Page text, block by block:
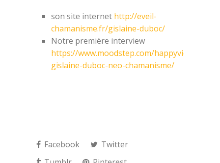
son site internet http://eveil-
chamanisme.fr/gislaine-duboc/
Notre première interview
https://www.moodstep.com/happyview116-
gislaine-duboc-neo-chamanisme/
Facebook
Twitter